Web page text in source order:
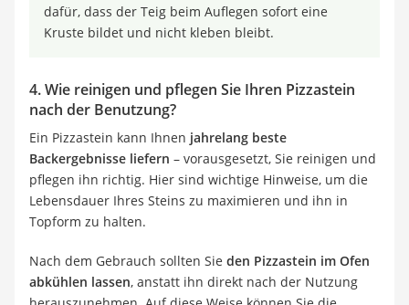
dafür, dass der Teig beim Auflegen sofort eine
Kruste bildet und nicht kleben bleibt.
4. Wie reinigen und pflegen Sie Ihren Pizzastein
nach der Benutzung?
Ein Pizzastein kann Ihnen jahrelang beste
Backergebnisse liefern – vorausgesetzt, Sie reinigen und
pflegen ihn richtig. Hier sind wichtige Hinweise, um die
Lebensdauer Ihres Steins zu maximieren und ihn in
Topform zu halten.
Nach dem Gebrauch sollten Sie den Pizzastein im Ofen
abkühlen lassen, anstatt ihn direkt nach der Nutzung